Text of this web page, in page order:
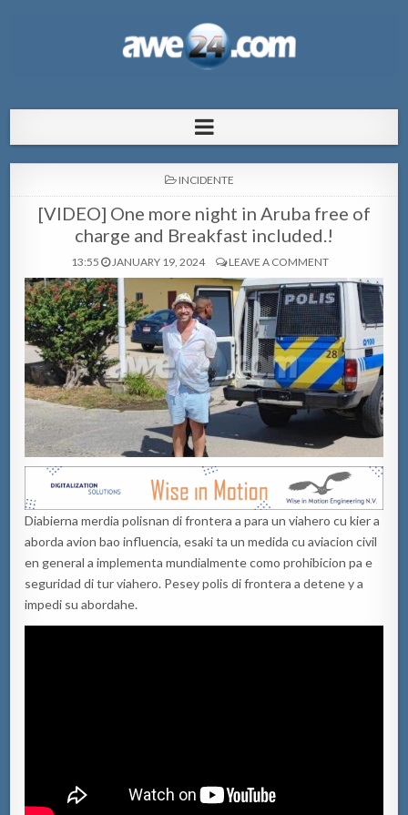
pa Aruba
POSTED
INCIDENTE
[VIDEO] One more night in Aruba free of
charge and Breakfast included.!
13:55 JANUARY 19, 2024 LEAVE A COMMENT
Diabierna merdia polisnan di frontera a para un viahero cu kier a
aborda avion bao influencia, esaki ta un medida cu aviacion civil
en general a implementa mundialmente como prohibicion pa e
seguridad di tur viahero. Pesey polis di frontera a detene y a
impedi su abordahe.